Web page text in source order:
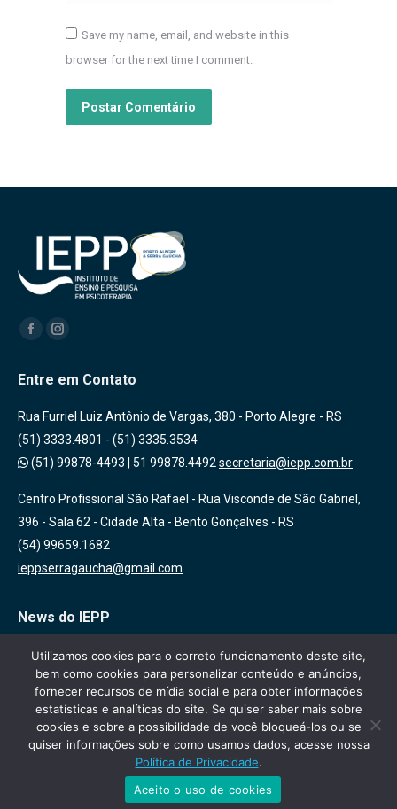
Save my name, email, and website in this
browser for the next time I comment.
Postar Comentário
Encontre-nos em:
FacebookInstagram
Entre em Contato
Rua Furriel Luiz Antônio de Vargas, 380 - Porto Alegre - RS
(51) 3333.4801 - (51) 3335.3534
(51) 99878-4493
51 99878.4492 secretaria@iepp.com.br
Centro Profissional São Rafael - Rua Visconde de São Gabriel,
396 - Sala 62 - Cidade Alta - Bento Gonçalves - RS
(54) 99659.1682
ieppserragaucha@gmail.com
News do IEPP
Inscreva-se em nossa lista de emails para receber novidades
sobre nossas atividades, cursos e eventos!
Utilizamos cookies para o correto funcionamento deste site,
bem como cookies para personalizar conteúdo e anúncios,
fornecer recursos de mídia social e para obter informações
estatísticas e analíticas do site. Se quiser saber mais sobre
cookies e sobre a possibilidade de você bloqueá-los ou se
quiser informações sobre como usamos dados, acesse nossa
Política de Privacidade.
Aceito o uso de cookies